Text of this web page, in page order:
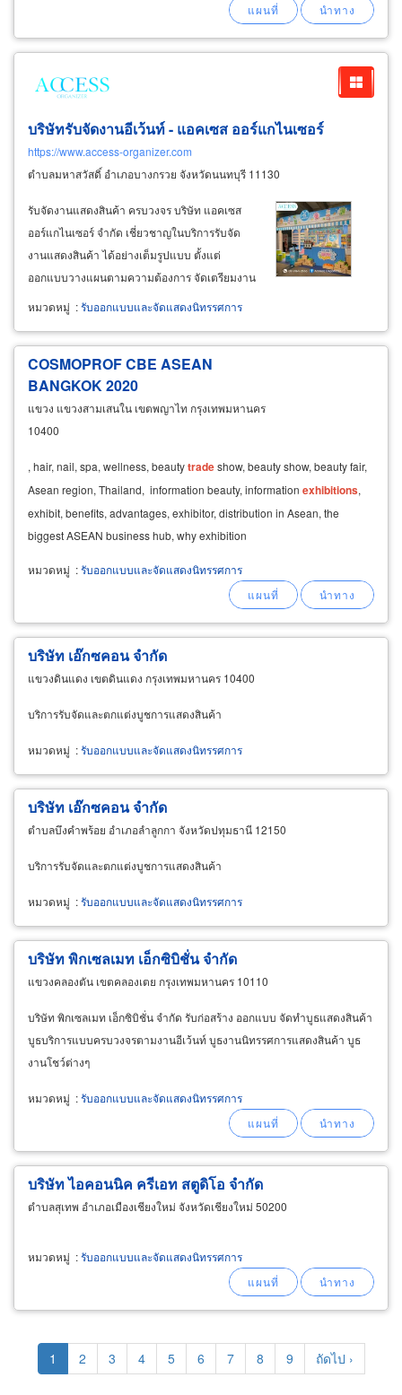
บริษัทรับจัดงานอีเว้นท์ - แอคเซส ออร์แกไนเซอร์
https://www.access-organizer.com
ตำบลมหาสวัสดิ์ อำเภอบางกรวย จังหวัดนนทบุรี 11130
รับจัดงานแสดงสินค้า ครบวงจร บริษัท แอคเซส
ออร์แกไนเซอร์ จำกัด เชี่ยวชาญในบริการรับจัด
งานแสดงสินค้า ได้อย่างเต็มรูปแบบ ตั้งแต่
ออกแบบวางแผนตามความต้องการ จัดเตรียมงาน
จัดสถานที่พร้อมเซ็ตอัพอุปกรณ์-ทีมงานหรือสต๊าฟ
ของเรา : สามารถให้บริการทั้งลูกค้าในประเทศและ
ต่างประเทศ
หมวดหมู่ :รับออกแบบและจัดแสดงนิทรรศการ
COSMOPROF CBE ASEAN
BANGKOK 2020
แขวง แขวงสามเสนใน เขตพญาไท กรุงเทพมหานคร
10400
, hair, nail, spa, wellness, beautytradeshow, beauty show, beauty fair,
Asean region, Thailand, information beauty, information exhibitions,
exhibit, benefits, advantages, exhibitor, distribution in Asean, the
biggest ASEAN business hub, why exhibition
หมวดหมู่ :รับออกแบบและจัดแสดงนิทรรศการ
บริษัท เอ๊กซคอน จำกัด
แขวงดินแดง เขตดินแดง กรุงเทพมหานคร 10400
บริการรับจัดและตกแต่งบูชการแสดงสินค้า
หมวดหมู่ :รับออกแบบและจัดแสดงนิทรรศการ
บริษัท เอ๊กซคอน จำกัด
ตำบลบึงคำพร้อย อำเภอลำลูกกา จังหวัดปทุมธานี 12150
บริการรับจัดและตกแต่งบูชการแสดงสินค้า
หมวดหมู่ :รับออกแบบและจัดแสดงนิทรรศการ
บริษัท พิกเซลเมท เอ็กซิบิชั่น จำกัด
แขวงคลองตัน เขตคลองเตย กรุงเทพมหานคร 10110
บริษัท พิกเซลเมท เอ็กซิบิชั่น จำกัด รับก่อสร้าง ออกแบบ จัดทำบูธแสดงสินค้า
บูธบริการแบบครบวงจรตามงานอีเว้นท์ บูธงานนิทรรศการแสดงสินค้า บูธ
งานโชว์ต่างๆ
หมวดหมู่ :รับออกแบบและจัดแสดงนิทรรศการ
บริษัท ไอคอนนิค ครีเอท สตูดิโอ จำกัด
ตำบลสุเทพ อำเภอเมืองเชียงใหม่ จังหวัดเชียงใหม่ 50200
หมวดหมู่ :รับออกแบบและจัดแสดงนิทรรศการ
Pagination
Current
page
1 Page
2 Page
3 Page
4 Page
5 Page
6 Page
7 Page
8 Page
9
Next
page
ถัดไป ›